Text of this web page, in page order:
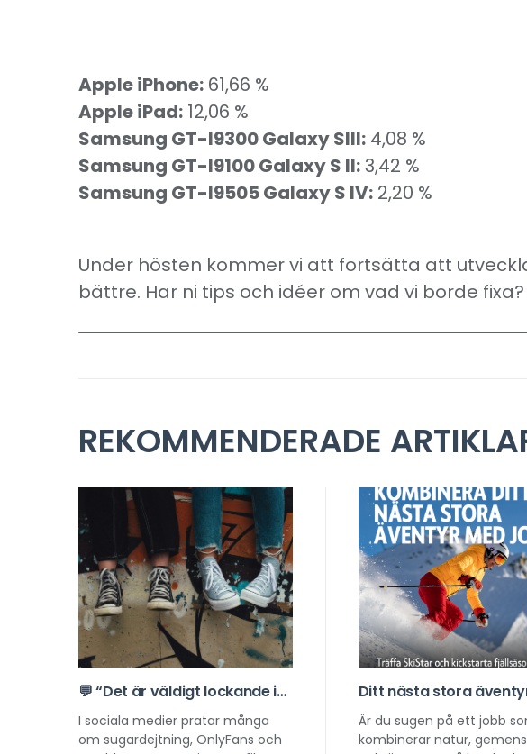
Apple iPhone: 61,66 %
Apple iPad: 12,06 %
Samsung GT-I9300 Galaxy SIII: 4,08 %
Samsung GT-I9100 Galaxy S II:3,42 %
Samsung GT-I9505 Galaxy S IV: 2,20 %
Under hösten kommer vi att fortsätta att
bättre. Har ni tips och idéer om vad vi borde
REKOMMENDERADE
💬 “Det är väldigt lockande i
början…” – nytt projekt om
sexuell exploatering online
I sociala medier pratar många
om sugardejtning, OnlyFans och
Ditt nästa stora
börjar här, kom på
rekryteringsträff!
Är du sugen på ett jobb
kombinerar natur,